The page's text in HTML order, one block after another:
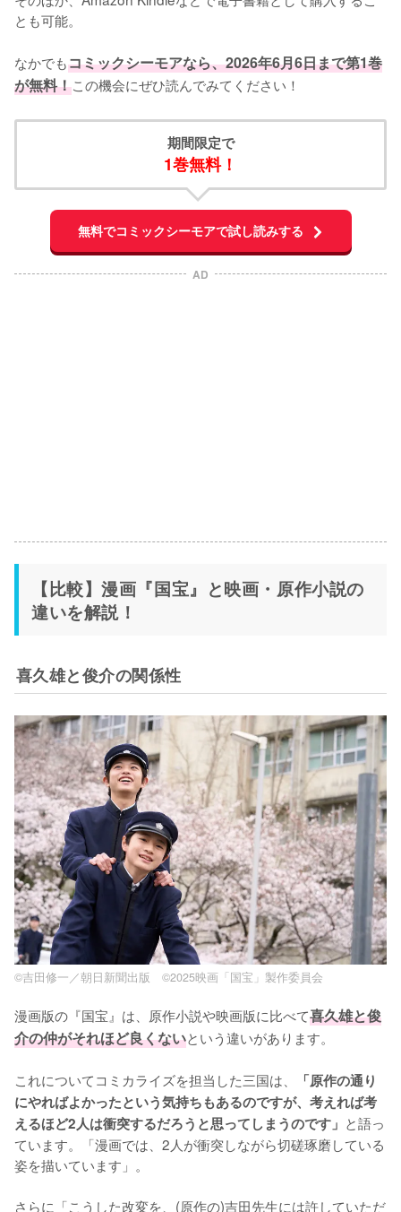
とも可能。
なかでもコミックシーモアなら、2026年6月6日まで第1巻
が無料！この機会にぜひ読んでみてください！
期間限定で
1巻無料！
無料でコミックシーモアで試し読みする
AD
【比較】漫画『国宝』と映画・原作小説の
違いを解説！
喜久雄と俊介の関係性
©吉田修一／朝日新聞出版 ©2025映画「国宝」製作委員会
漫画版の『国宝』は、原作小説や映画版に比べて喜久雄と俊
介の仲がそれほど良くないという違いがあります。
これについてコミカライズを担当した三国は、
「原作の通り
にやればよかったという気持ちもあるのですが、考えれば考
えるほど2人は衝突するだろうと思ってしまうのです」 と語っ
ています。「漫画では、2人が衝突しながら切磋琢磨している
姿を描いています」。
さらに「こうした改変を、(原作の)吉田先生には許していただ